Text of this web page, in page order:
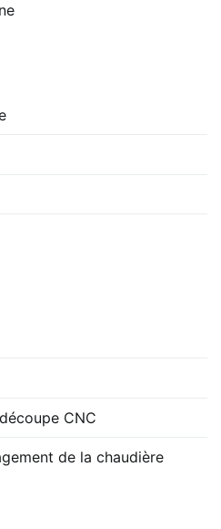
CNC
de la chaudière